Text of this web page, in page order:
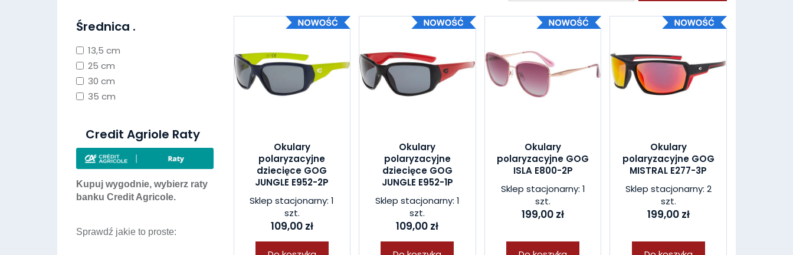
Okulary
polaryzacyjne
dziecięce GOG
JUNGLE E952-2P
Sklep stacjonarny: 1
szt.
109,00 zł
Okulary
polaryzacyjne
dziecięce GOG
JUNGLE E952-1P
Sklep stacjonarny: 1
szt.
109,00 zł
Okulary
polaryzacyjne GOG
ISLA E800-2P
Sklep stacjonarny: 1
szt.
199,00 zł
Okulary
polaryzacyjne GOG
MISTRAL E277-3P
Sklep stacjonarny: 2
szt.
199,00 zł
Średnica .
13,5 cm
25 cm
30 cm
35 cm
Credit Agriole Raty
Kupuj wygodnie, wybierz raty
banku Credit Agricole.
Sprawdź jakie to proste: